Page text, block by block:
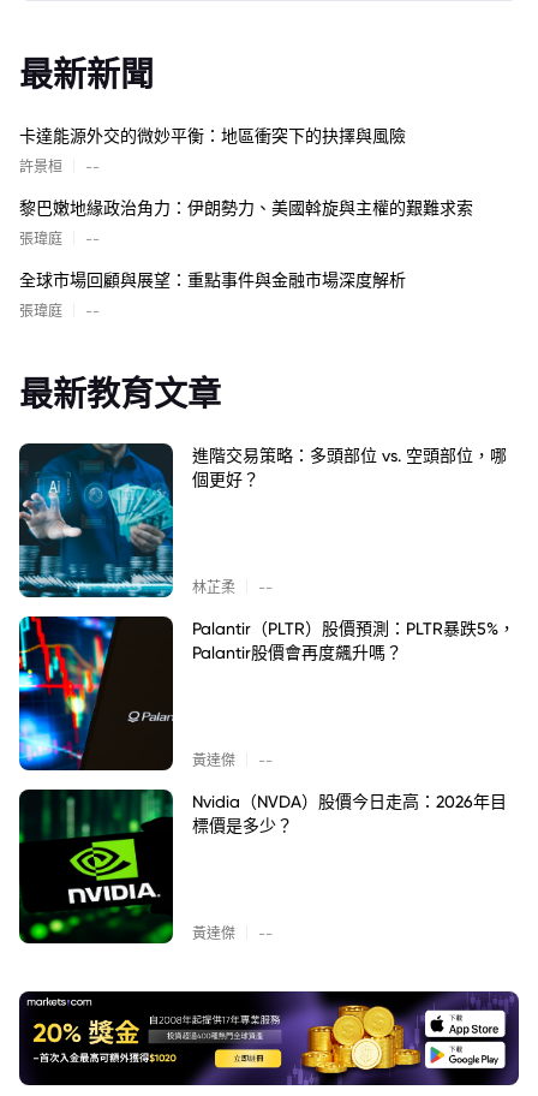
最新新聞
卡達能源外交的微妙平衡：地區衝突下的抉擇與風險
許景桓 --
黎巴嫩地緣政治角力：伊朗勢力、美國斡旋與主權的艱難求索
張瑋庭 --
全球市場回顧與展望：重點事件與金融市場深度解析
張瑋庭 --
最新教育文章
進階交易策略：多頭部位 vs. 空頭部位，哪
個更好？
林芷柔 --
Palantir（PLTR）股價預測：PLTR暴跌5%，
Palantir股價會再度飆升嗎？
黃達傑 --
Nvidia（NVDA）股價今日走高：2026年目
標價是多少？
黃達傑 --